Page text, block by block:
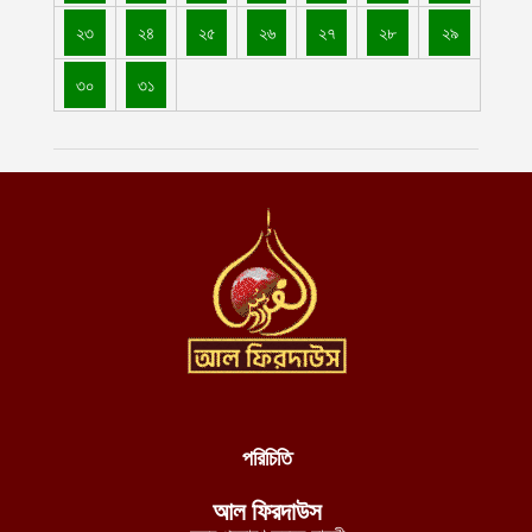
যুদ্ধবিরতি লঙ্ঘন করে খান ইউনিসে সন্ত্রাসী ইসরায়েলি বাহিনীর গুলিবর্ষণ,
আহত ৩ ফিলিস্তিনি
যুদ্ধ বন্ধে নাইজার রাষ্ট্রপ্রধানকে জেএনআইএম-এর শর্ত: মানব রচিত
সংবিধান ছেড়ে শরিয়াহ্ প্রতিষ্ঠা করুন
পশ্চিমবঙ্গে শব্দ দূষণ নিয়ন্ত্রণের অজুহাতে টার্গেট কেবল মসজিদ, লাউডস্পিকার
অপসারণের নির্দেশ হিন্দুত্ববাদী পুলিশের
নব্য চাঁদাবাজদের হাতে জিম্মি রাজধানীবাসী, ৩৫ স্পটে পুলিশ সদস্যরাই করছে
২৩ ২৪ ২৫ ২৬ ২৭ ২৮ ২৯
৩০ ৩১
পরিচিতি
আল ফিরদাউস